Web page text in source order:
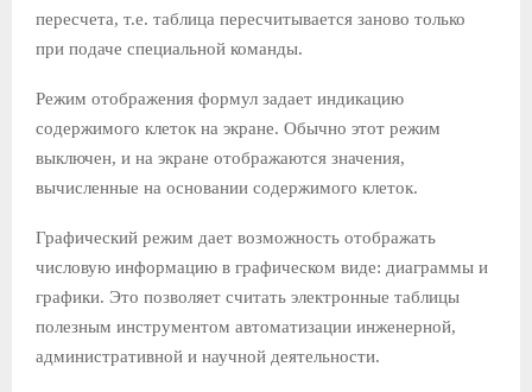
пересчета, т.е. таблица пересчитывается заново только
при подаче специальной команды.
Режим отображения формул задает индикацию
содержимого клеток на экране. Обычно этот режим
выключен, и на экране отображаются значения,
вычисленные на основании содержимого клеток.
Графический режим дает возможность отображать
числовую информацию в графическом виде: диаграммы и
графики. Это позволяет считать электронные таблицы
полезным инструментом автоматизации инженерной,
административной и научной деятельности.